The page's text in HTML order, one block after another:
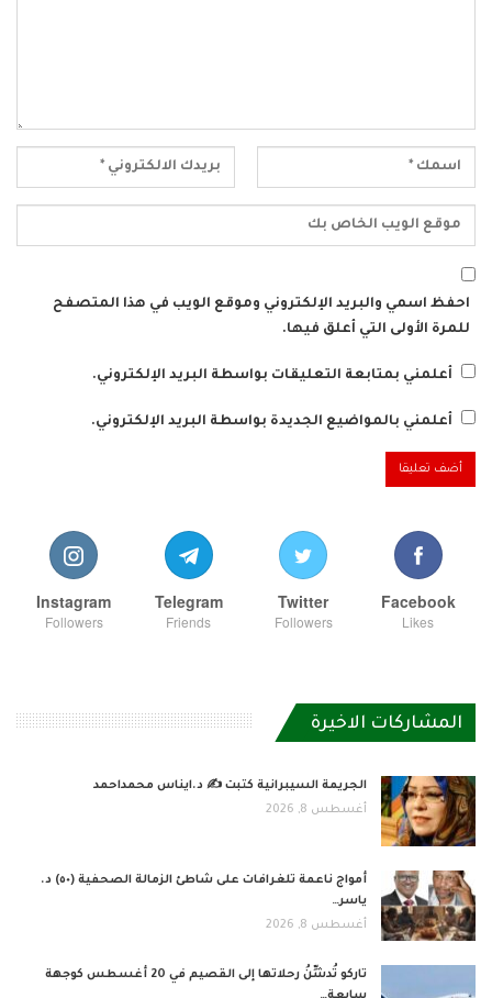
احفظ اسمي والبريد الإلكتروني وموقع الويب في هذا المتصفح
للمرة الأولى التي أعلق فيها.
أعلمني بمتابعة التعليقات بواسطة البريد الإلكتروني.
أعلمني بالمواضيع الجديدة بواسطة البريد الإلكتروني.
Facebook
Likes
Twitter
Followers
Telegram
Friends
Instagram
Followers
المشاركات الاخيرة
الجريمة السيبرانية كتبت ✍ د.ايناس محمداحمد
أغسطس 8, 2026
أمواج ناعمة تلغرافات على شاطئ الزمالة الصحفية (٥٠) د.
ياسر…
أغسطس 8, 2026
تاركو تُدشِّنُ رحلاتها إلى القصيم في 20 أغسطس كوجهة